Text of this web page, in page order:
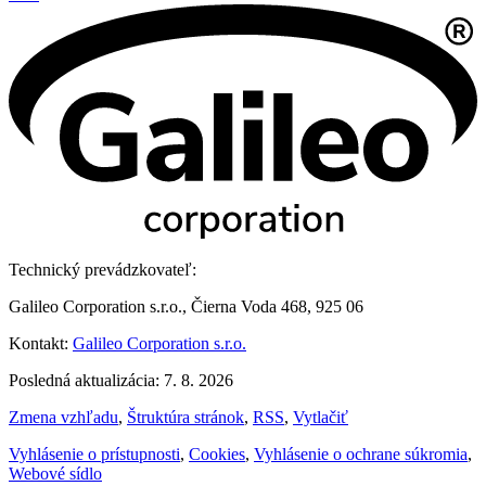
Technický prevádzkovateľ:
Galileo Corporation s.r.o., Čierna Voda 468, 925 06
Kontakt: Galileo Corporation s.r.o.
Posledná aktualizácia: 7. 8. 2026
Zmena vzhľadu, Štruktúra stránok, RSS, Vytlačiť
Vyhlásenie o prístupnosti, Cookies, Vyhlásenie o ochrane súkromia,
Webové sídlo